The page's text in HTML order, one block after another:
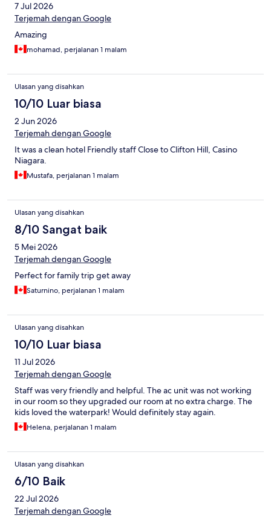
7 Jul 2026
Terjemah dengan Google
Amazing
mohamad, perjalanan 1 malam
Ulasan yang disahkan
10/10 Luar biasa
2 Jun 2026
Terjemah dengan Google
It was a clean hotel Friendly staff Close to Clifton Hill, Casino
Niagara.
Mustafa, perjalanan 1 malam
Ulasan yang disahkan
8/10 Sangat baik
5 Mei 2026
Terjemah dengan Google
Perfect for family trip get away
Saturnino, perjalanan 1 malam
Ulasan yang disahkan
10/10 Luar biasa
11 Jul 2026
Terjemah dengan Google
Staff was very friendly and helpful. The ac unit was not working
in our room so they upgraded our room at no extra charge. The
kids loved the waterpark! Would definitely stay again.
Helena, perjalanan 1 malam
Ulasan yang disahkan
6/10 Baik
22 Jul 2026
Terjemah dengan Google